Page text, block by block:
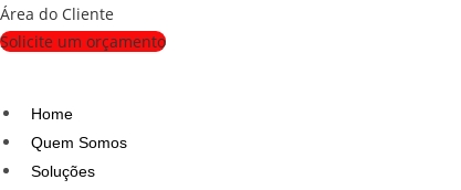
Ir
para
Área do Cliente
Solicite um orçamento
Home
Quem Somos
Soluções